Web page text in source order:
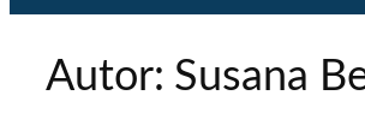
Autor: Susana